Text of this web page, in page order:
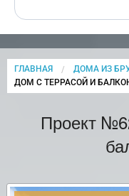
ГЛАВНАЯ
ДОМА ИЗ
CURRENT:
ДОМ C ТЕРРАСОЙ И
Проект